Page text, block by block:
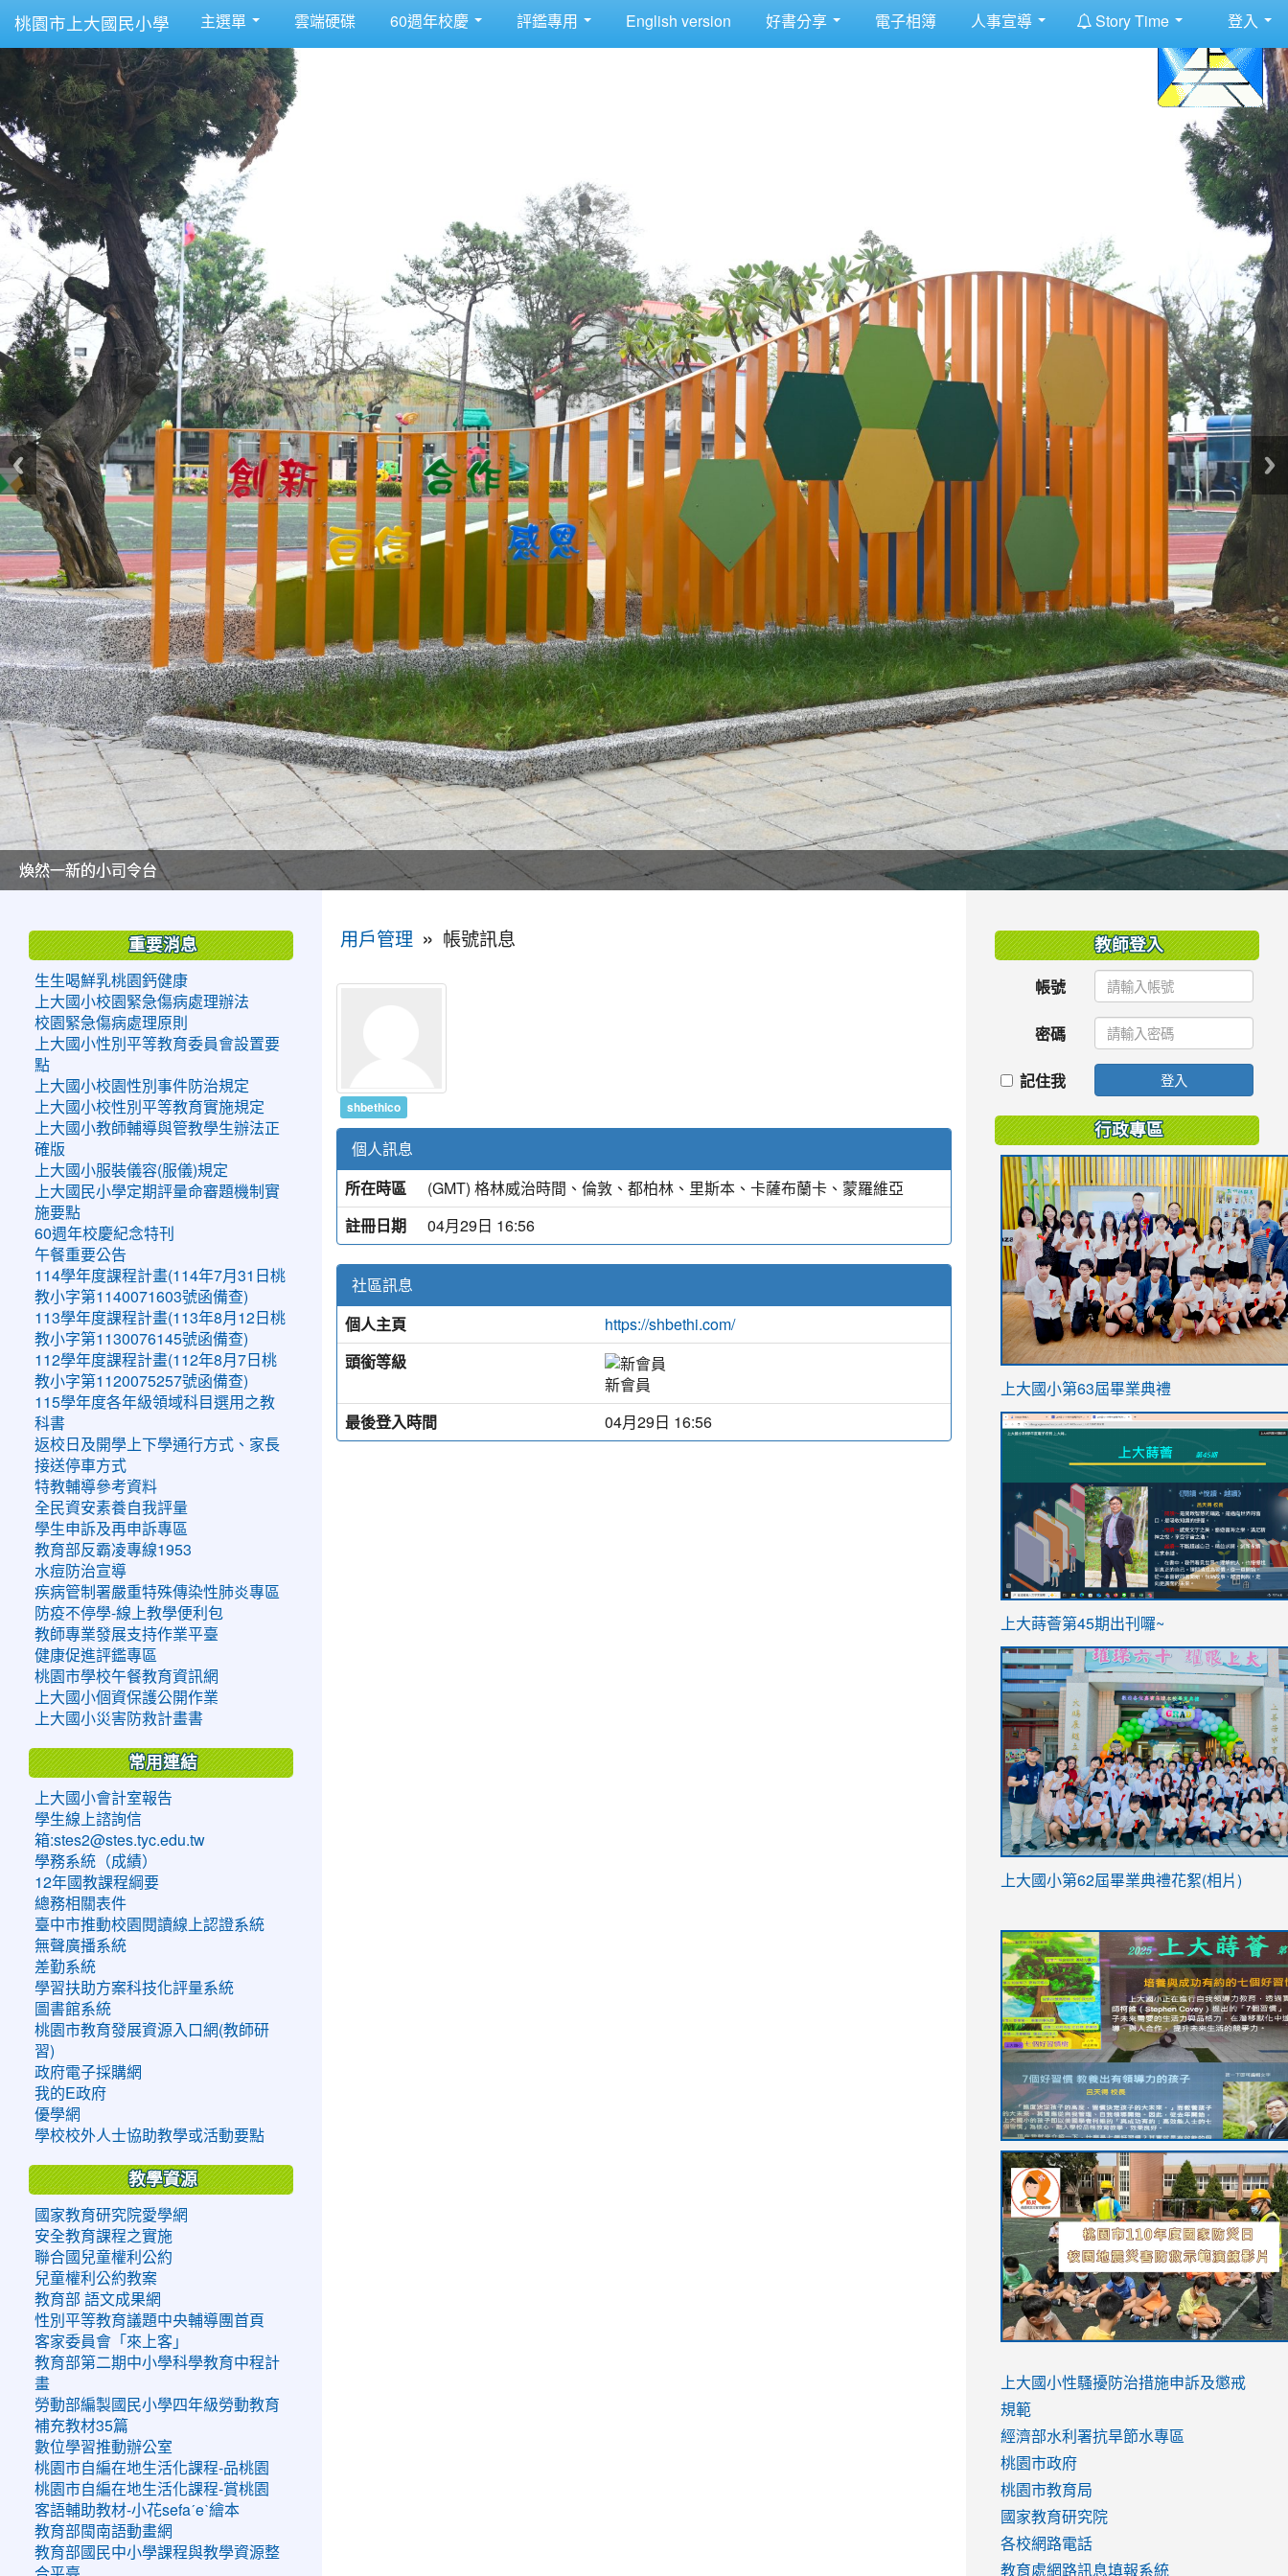
桃園市上大國民小學 主選單 雲端硬碟 60週年校慶 評鑑專用 English version 好書分享 電子相簿 人事宣導 Story Time 登入
美麗的操場是我們活力的來源
美麗的操場是我們活力的來源
煥然一新的小司令台
煥然一新的小司令台
富含桃園埤塘田園風光意象的中廊
富含桃園埤塘田園風光意象的中廊
嶄新的中庭廣場
嶄新的中庭廣場
水生池生生不息
水生池生生不息
用戶管理 » 帳號訊息
shbethico
個人訊息
所在時區
(GMT) 格林威治時間、倫敦、都柏林、里斯本、卡薩布蘭卡、蒙羅維亞
註冊日期
04月29日 16:56
社區訊息
個人主頁
https://shbethi.com/
頭銜等級
新會員
最後登入時間
04月29日 16:56
重要消息
生生喝鮮乳桃園鈣健康
上大國小校園緊急傷病處理辦法
校園緊急傷病處理原則
上大國小性別平等教育委員會設置要
點
上大國小校園性別事件防治規定
上大國小校性別平等教育實施規定
上大國小教師輔導與管教學生辦法正
確版
上大國小服裝儀容(服儀)規定
上大國民小學定期評量命審題機制實
施要點
60週年校慶紀念特刊
午餐重要公告
114學年度課程計畫(114年7月31日桃
教小字第1140071603號函備查)
113學年度課程計畫(113年8月12日桃
教小字第1130076145號函備查)
112學年度課程計畫(112年8月7日桃
教小字第1120075257號函備查)
115學年度各年級領域科目選用之教
科書
返校日及開學上下學通行方式、家長
接送停車方式
特教輔導參考資料
全民資安素養自我評量
學生申訴及再申訴專區
教育部反霸凌專線1953
水痘防治宣導
疾病管制署嚴重特殊傳染性肺炎專區
防疫不停學-線上教學便利包
教師專業發展支持作業平臺
健康促進評鑑專區
桃園市學校午餐教育資訊網
上大國小個資保護公開作業
上大國小災害防救計畫書
常用連結
上大國小會計室報告
學生線上諮詢信
箱:stes2@stes.tyc.edu.tw
學務系統（成績）
12年國教課程綱要
總務相關表件
臺中市推動校園閱讀線上認證系統
無聲廣播系統
差勤系統
學習扶助方案科技化評量系統
圖書館系統
桃園市教育發展資源入口網(教師研
習)
政府電子採購網
我的E政府
優學網
學校校外人士協助教學或活動要點
教學資源
國家教育研究院愛學網
安全教育課程之實施
聯合國兒童權利公約
兒童權利公約教案
教育部 語文成果網
性別平等教育議題中央輔導團首頁
客家委員會「來上客」
教育部第二期中小學科學教育中程計
畫
勞動部編製國民小學四年級勞動教育
補充教材35篇
數位學習推動辦公室
桃園市自編在地生活化課程-品桃園
桃園市自編在地生活化課程-賞桃園
客語輔助教材-小花sefaˊeˋ繪本
教育部閩南語動畫網
教育部國民中小學課程與教學資源整
教師登入
帳號
密碼
記住我 登入
行政專區
link
https://sites.google.com/stes.tyc.edu.tw/
上大國小第63屆畢業典禮
link
ink
https://sites.google.com/stes.tyc.edu.tw/
link
https://sites.google.com/stes.tyc.edu.tw/
上大蒔薈第45期出刊囉~
link
YfDQppRvyMk686kIw6SBbssEIZ6WnT/
usp=sharing
上大國小第62屆畢業典禮花絮(相片)
to
https://drive.google.com/file/d/1I-
YfDQppRvyMk686kIw6SBbssEIZ6WnT/
usp=sharing
to
https://sites.google.com/stes.tyc.edu.tw/
link
to
https://sites.google.com/stes.tyc.edu.tw/
link
to
https://drive.google.com/file/d/
usp=sharing
link
to
https://youtu.be/jJOMVWY3-
8M
link
to
https://drive.google.com/file/d/
usp=sharing
to
https://www.youtube.com/watch?
v=hC_gdZndU9s
to
https://www.youtube.com/watch?
v=hC_gdZndU9s
link
to
https://www.youtube.com/watch?
v=mfpNykQ0g4M
上大國小性騷擾防治措施申訴及懲戒
規範
經濟部水利署抗旱節水專區
桃園市政府
桃園市教育局
國家教育研究院
各校網路電話
教育處網路訊息填報系統